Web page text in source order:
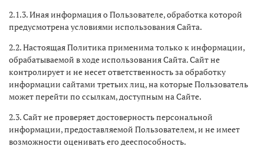
2.1.3. Иная информация о Пользователе, обработка которой
предусмотрена условиями использования Сайта.
2.2. Настоящая Политика применима только к информации,
обрабатываемой в ходе использования Сайта. Сайт не
контролирует и не несет ответственность за обработку
информации сайтами третьих лиц, на которые Пользователь
может перейти по ссылкам, доступным на Сайте.
2.3. Сайт не проверяет достоверность персональной
информации, предоставляемой Пользователем, и не имеет
возможности оценивать его дееспособность.